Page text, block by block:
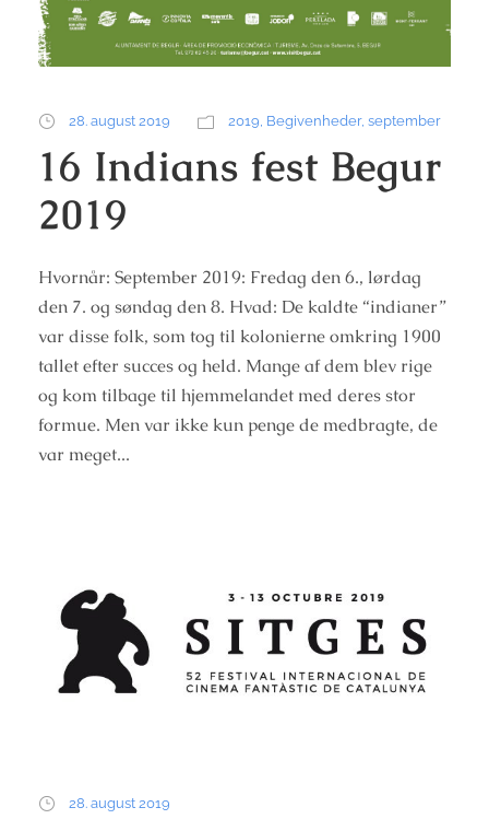
28. august 2019 2019 Begivenheder, september
16 Indians fest Begur
2019
Hvornår: September 2019: Fredag den 6., lørdag
den 7. og søndag den 8. Hvad: De kaldte “indianer”
var disse folk, som tog til kolonierne omkring 1900
tallet efter succes og held. Mange af dem blev rige
og kom tilbage til hjemmelandet med deres stor
formue. Men var ikke kun penge de medbragte, de
var meget...
28. august 2019